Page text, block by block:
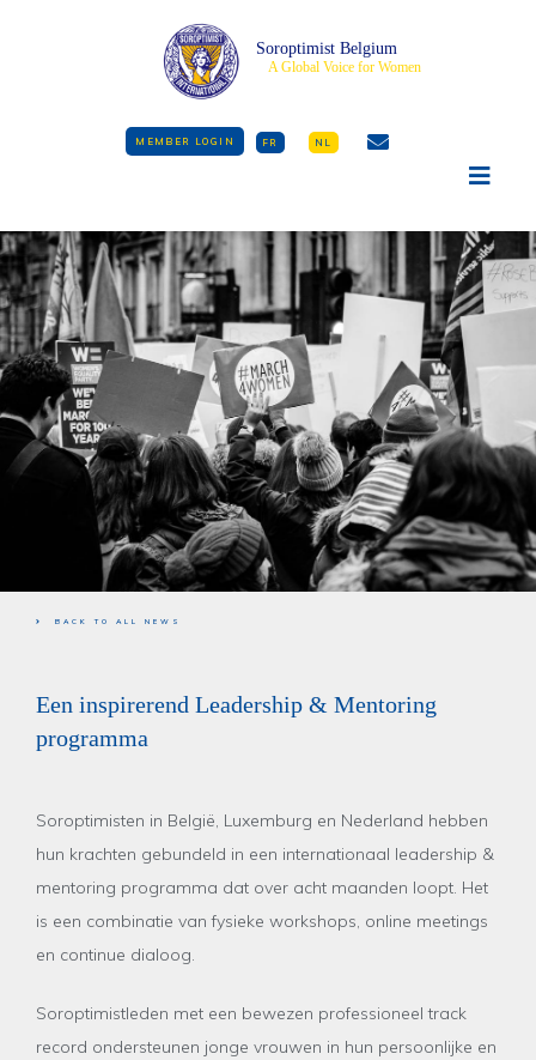
Soroptimist Belgium
A Global Voice for Women
MEMBER LOGIN FR NL
BACK TO ALL NEWS
Een inspirerend Leadership & Mentoring
programma
Soroptimisten in België, Luxemburg en Nederland hebben
hun krachten gebundeld in een internationaal leadership &
mentoring programma dat over acht maanden loopt. Het
is een combinatie van fysieke workshops, online meetings
en continue dialoog.
Soroptimistleden met een bewezen professioneel track
record ondersteunen jonge vrouwen in hun persoonlijke en